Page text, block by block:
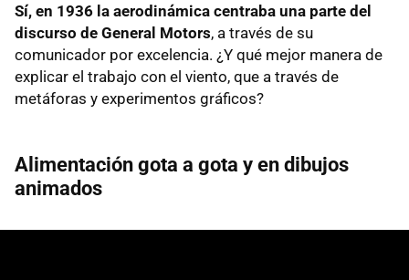
Sí, en 1936 la aerodinámica centraba una parte del
discurso de General Motors, a través de su
comunicador por excelencia. ¿Y qué mejor manera de
explicar el trabajo con el viento, que a través de
metáforas y experimentos gráficos?
Alimentación gota a gota y en dibujos
animados